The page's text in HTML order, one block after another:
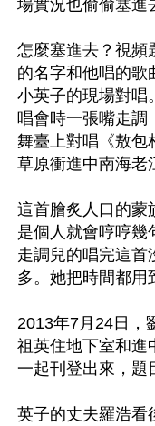
場實況也偷偷塞進
怎麼塞進去？視頻
的名字和他唱的歌
小英子的現場對唱
唱會時一張嘴走調
舞臺上對唱《敖包
草原衝進中南海老
這首膾炙人口的蒙
是個人就會哼哼幾
走調兒的唱完這首
多。她把時間都
2013年7月24日，
祖英住地下室和進
一起刊登出來，題
英子的丈夫羅浩看